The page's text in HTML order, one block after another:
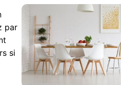
par
si